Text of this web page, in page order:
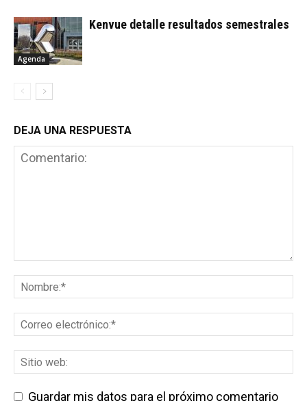
Agenda
Kenvue detalle resultados semestrales
DEJA UNA RESPUESTA
Guardar mis datos para el próximo comentario